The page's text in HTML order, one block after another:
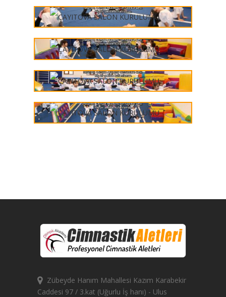
Zübeyde Hanım Mahallesi Kazım Karabekir
Caddesi 97 / 3.kat (Uğurlu İş hanı) - Ulus